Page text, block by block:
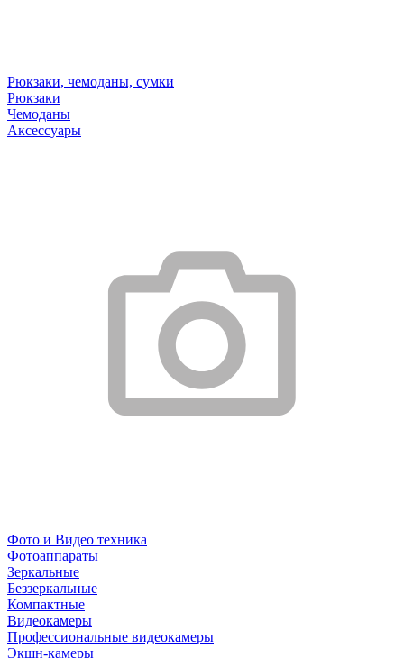
Рюкзаки, чемоданы, сумки
Рюкзаки
Чемоданы
Аксессуары
Фото и Видео техника
Фотоаппараты
Зеркальные
Беззеркальные
Компактные
Видеокамеры
Профессиональные видеокамеры
Экшн-камеры